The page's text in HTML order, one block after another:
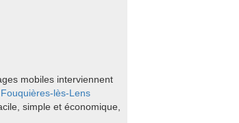
mobiles interviennent
Fouquières-lès-Lens
simple et économique,